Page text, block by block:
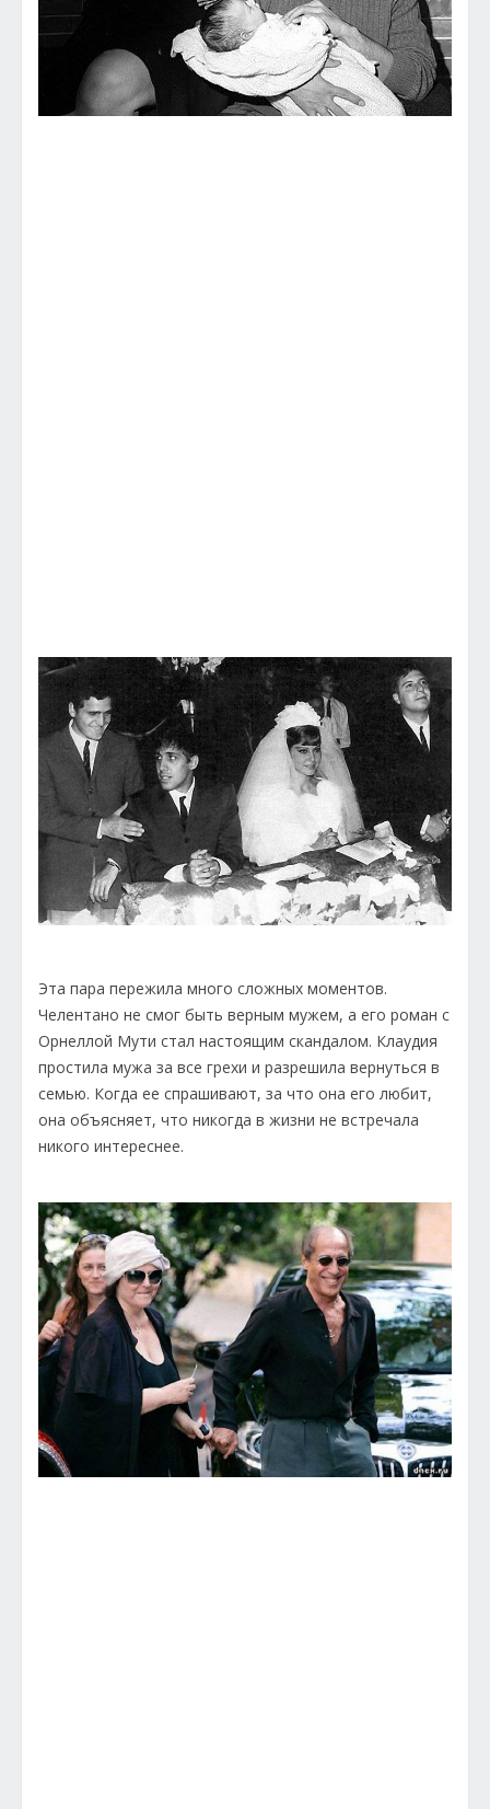
Эта пара пережила много сложных моментов.
Челентано не смог быть верным мужем, а его роман с
Орнеллой Мути стал настоящим скандалом. Клаудия
простила мужа за все грехи и разрешила вернуться в
семью. Когда ее спрашивают, за что она его любит,
она объясняет, что никогда в жизни не встречала
никого интереснее.